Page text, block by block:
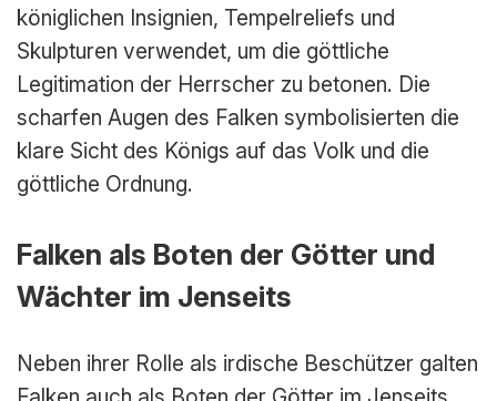
königlichen Insignien, Tempelreliefs und
Skulpturen verwendet, um die göttliche
Legitimation der Herrscher zu betonen. Die
scharfen Augen des Falken symbolisierten die
klare Sicht des Königs auf das Volk und die
göttliche Ordnung.
Falken als Boten der Götter und
Wächter im Jenseits
Neben ihrer Rolle als irdische Beschützer galten